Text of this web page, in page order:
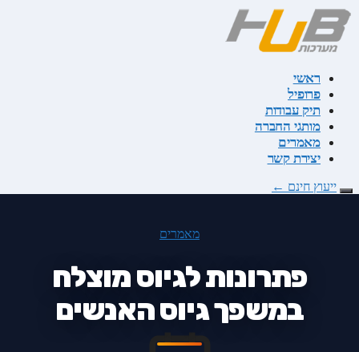
דלג
לתוכן
ראשי
פרופיל
תיק עבודות
מותגי החברה
מאמרים
יצירת קשר
ייעוץ חינם ←
מאמרים
פתרונות לגיוס מוצלח
במשפך גיוס האנשים